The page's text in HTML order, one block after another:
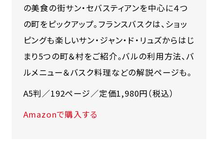
の美食の街サン・セバスティアンを中心に４つ
の町をピックアップ。フランスバスクは、ショッ
ピングも楽しいサン・ジャン・ド・リュズからはじ
まり5つの町＆村をご紹介。バルの利用方法、バ
ルメニュー＆バスク料理などの解説ページも。
A5判／192ページ／定価1,980円（税込）
Amazonで購入する